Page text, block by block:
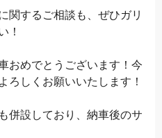
関するご相談も、ぜひガリ
！
おめでとうございます！今
ろしくお願いいたします！
併設しており、納車後のサ